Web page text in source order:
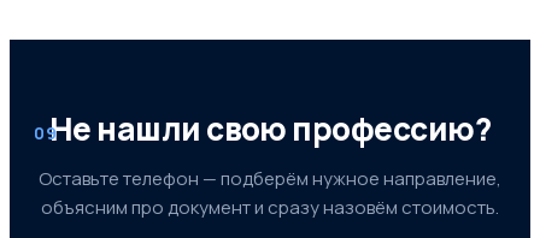
09Не нашли свою профессию?
Оставьте телефон — подберём нужное направление,
объясним про документ и сразу назовём стоимость.